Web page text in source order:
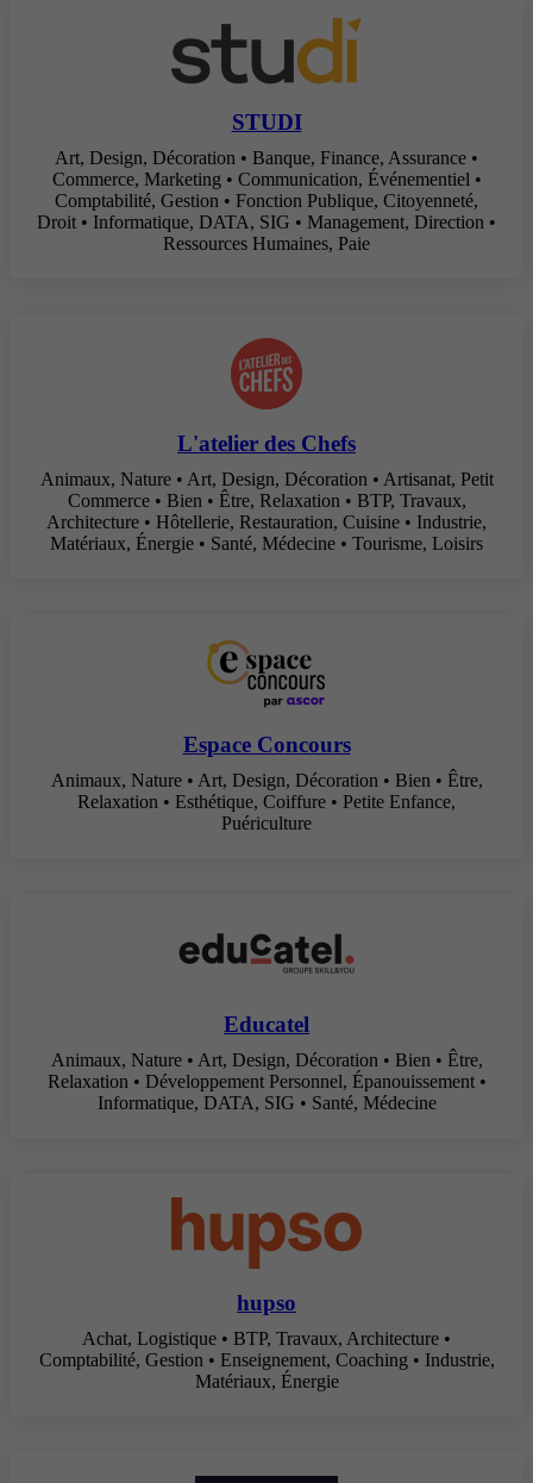
STUDI
Art, Design, Décoration • Banque, Finance, Assurance •
Commerce, Marketing • Communication, Événementiel •
Comptabilité, Gestion • Fonction Publique, Citoyenneté,
Droit • Informatique, DATA, SIG • Management, Direction •
Ressources Humaines, Paie
L'atelier des Chefs
Animaux, Nature • Art, Design, Décoration • Artisanat, Petit
Commerce • Bien • Être, Relaxation • BTP, Travaux,
Architecture • Hôtellerie, Restauration, Cuisine • Industrie,
Matériaux, Énergie • Santé, Médecine • Tourisme, Loisirs
Espace Concours
Animaux, Nature • Art, Design, Décoration • Bien • Être,
Relaxation • Esthétique, Coiffure • Petite Enfance,
Puériculture
Educatel
Animaux, Nature • Art, Design, Décoration • Bien • Être,
Relaxation • Développement Personnel, Épanouissement •
Informatique, DATA, SIG • Santé, Médecine
hupso
Achat, Logistique • BTP, Travaux, Architecture •
Comptabilité, Gestion • Enseignement, Coaching • Industrie,
Matériaux, Énergie